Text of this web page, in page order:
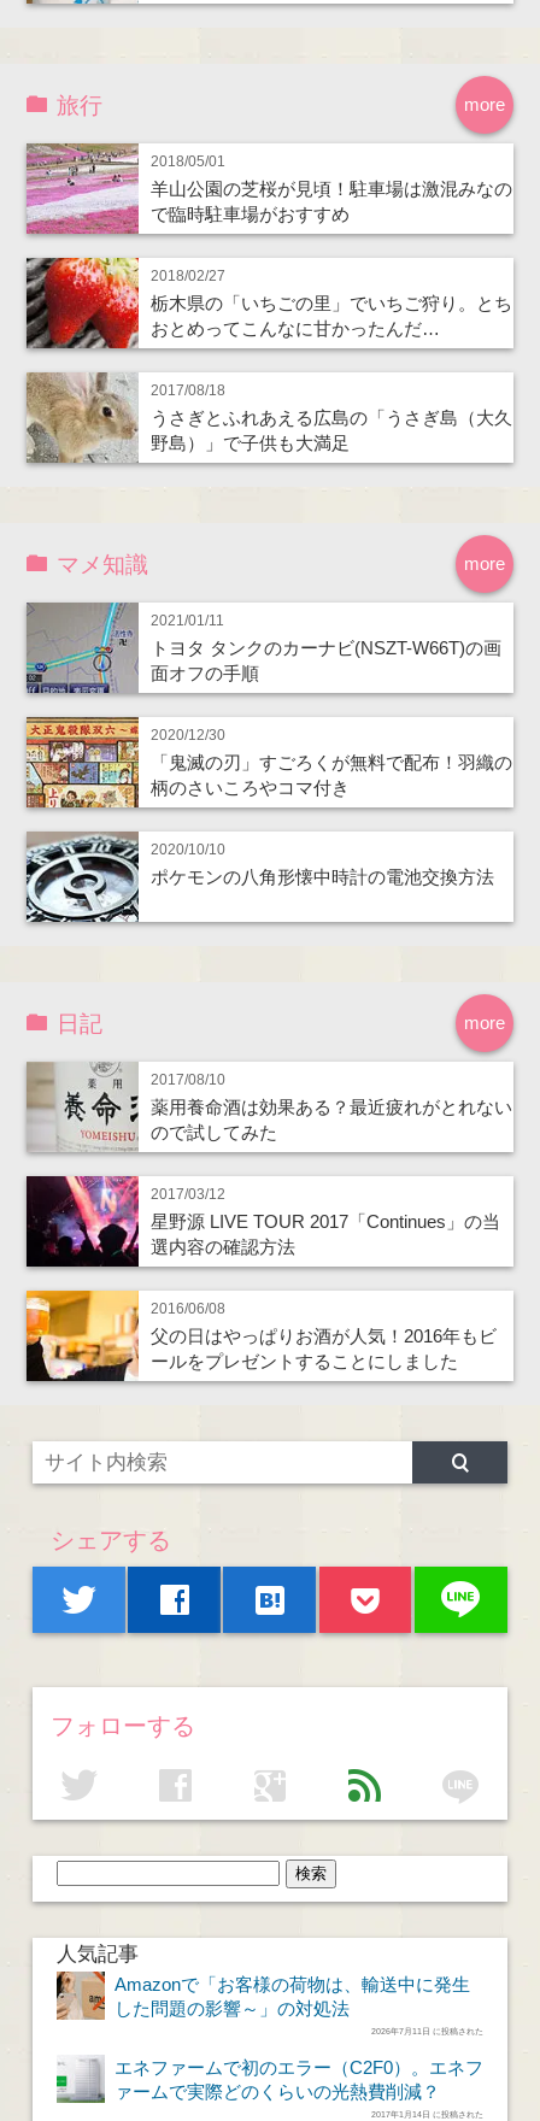
more
旅行
2018/05/01
羊山公園の芝桜が見頃！駐車場は激混みなの
で臨時駐車場がおすすめ
2018/02/27
栃木県の「いちごの里」でいちご狩り。とち
おとめってこんなに甘かったんだ…
2017/08/18
うさぎとふれあえる広島の「うさぎ島（大久
野島）」で子供も大満足
more
マメ知識
2021/01/11
トヨタ タンクのカーナビ(NSZT-W66T)の画
面オフの手順
2020/12/30
「鬼滅の刃」すごろくが無料で配布！羽織の
柄のさいころやコマ付き
2020/10/10
ポケモンの八角形懐中時計の電池交換方法
more
日記
2017/08/10
薬用養命酒は効果ある？最近疲れがとれない
ので試してみた
2017/03/12
星野源 LIVE TOUR 2017「Continues」の当
選内容の確認方法
2016/06/08
父の日はやっぱりお酒が人気！2016年もビ
ールをプレゼントすることにしました
シェアする
twitter facebook hatenabookmark line
フォローする
twitter facebook google feed line
人気記事
Amazonで「お客様の荷物は、輸送中に発生
した問題の影響～」の対処法
2026年7月11日 に投稿された
エネファームで初のエラー（C2F0）。エネフ
ァームで実際どのくらいの光熱費削減？
2017年1月14日 に投稿された